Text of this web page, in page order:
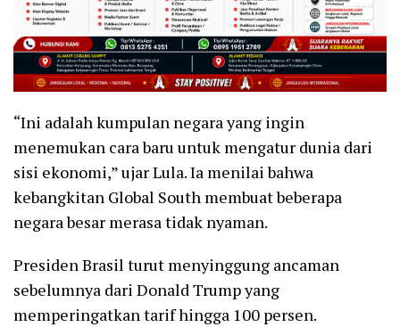
“Ini adalah kumpulan negara yang ingin
menemukan cara baru untuk mengatur dunia dari
sisi ekonomi,” ujar Lula. Ia menilai bahwa
kebangkitan Global South membuat beberapa
negara besar merasa tidak nyaman.
Presiden Brasil turut menyinggung ancaman
sebelumnya dari Donald Trump yang
memperingatkan tarif hingga 100 persen.